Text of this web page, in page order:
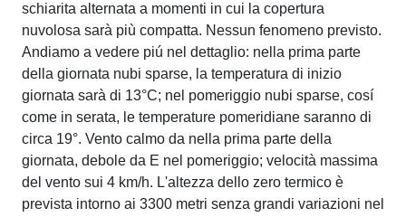
schiarita alternata a momenti in cui la copertura
nuvolosa sarà più compatta. Nessun fenomeno previsto.
Andiamo a vedere piú nel dettaglio: nella prima parte
della giornata nubi sparse, la temperatura di inizio
giornata sarà di 13°C; nel pomeriggio nubi sparse, cosí
come in serata, le temperature pomeridiane saranno di
circa 19°. Vento calmo da nella prima parte della
giornata, debole da E nel pomeriggio; velocità massima
del vento sui 4 km/h. L'altezza dello zero termico è
prevista intorno ai 3300 metri senza grandi variazioni nel